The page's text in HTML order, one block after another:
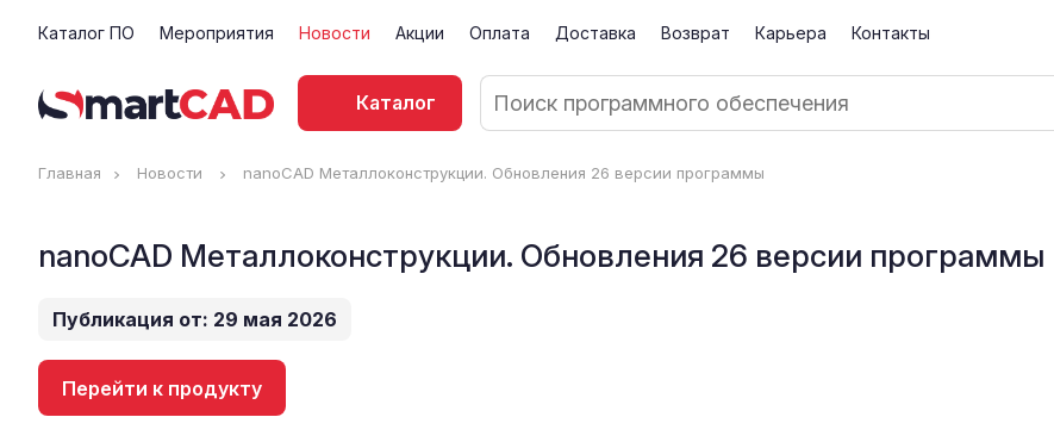
Каталог ПО Мероприятия Новости Акции Оплата Доставка Возврат Карьера Контакты
Каталог
Главная Новости nanoCAD Металлоконструкции. Обновления 26 версии программы
nanoCAD Металлоконструкции. Обновления 26 версии программы
Публикация от: 29 мая 2026
Перейти к продукту